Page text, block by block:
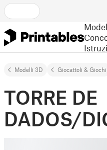
Modelli 3D Giocattoli & Giochi
TORRE DE
DADOS/